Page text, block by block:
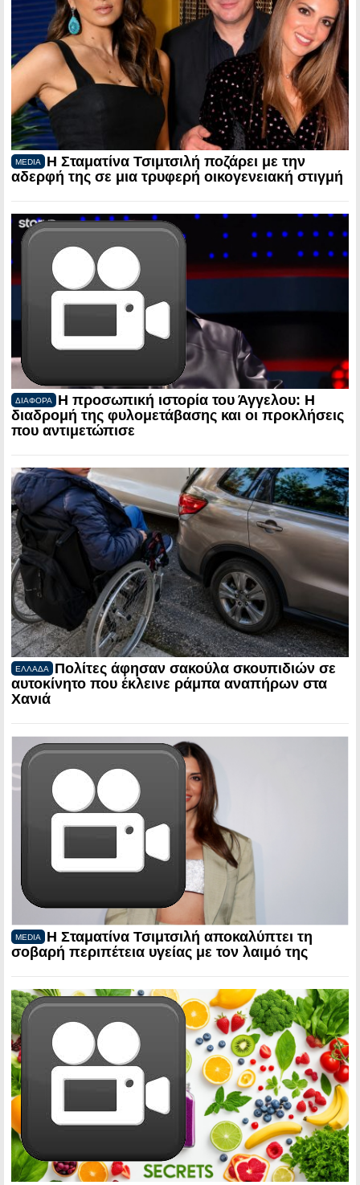
MEDIA
Η Σταματίνα Τσιμτσιλή ποζάρει με την
αδερφή της σε μια τρυφερή οικογενειακή στιγμή
ΔΙΑΦΟΡΑ
Η προσωπική ιστορία του Άγγελου: Η
διαδρομή της φυλομετάβασης και οι προκλήσεις
που αντιμετώπισε
ΕΛΛΑΔΑ
Πολίτες άφησαν σακούλα σκουπιδιών σε
αυτοκίνητο που έκλεινε ράμπα αναπήρων στα
Χανιά
MEDIA
Η Σταματίνα Τσιμτσιλή αποκαλύπτει τη
σοβαρή περιπέτεια υγείας με τον λαιμό της